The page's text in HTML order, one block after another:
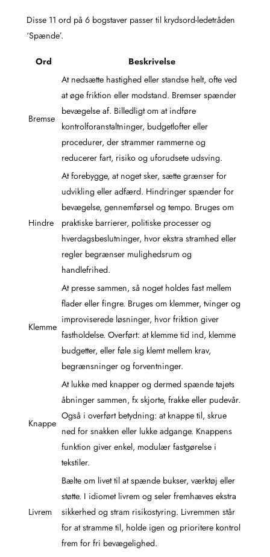
Disse 11 ord på 6 bogstaver passer til krydsord-ledetråden
‘Spænde’.
Ord Beskrivelse
Bremse
At nedsætte hastighed eller standse helt, ofte ved
at øge friktion eller modstand. Bremser spænder
bevægelse af. Billedligt om at indføre
kontrolforanstaltninger, budgetlofter eller
procedurer, der strammer rammerne og
reducerer fart, risiko og uforudsete udsving.
Hindre
At forebygge, at noget sker, sætte grænser for
udvikling eller adfærd. Hindringer spænder for
bevægelse, gennemførsel og tempo. Bruges om
praktiske barrierer, politiske processer og
hverdagsbeslutninger, hvor ekstra stramhed eller
regler begrænser mulighedsrum og
handlefrihed.
Klemme
At presse sammen, så noget holdes fast mellem
flader eller fingre. Bruges om klemmer, tvinger og
improviserede løsninger, hvor friktion giver
fastholdelse. Overført: at klemme tid ind, klemme
budgetter, eller føle sig klemt mellem krav,
begrænsninger og forventninger.
Knappe
At lukke med knapper og dermed spænde tøjets
åbninger sammen, fx skjorte, frakke eller pudevår.
Også i overført betydning: at knappe til, skrue
ned for snakken eller lukke adgange. Knappens
funktion giver enkel, modulær fastgørelse i
tekstiler.
Livrem
Bælte om livet til at spænde bukser, værktøj eller
støtte. I idiomet livrem og seler fremhæves ekstra
sikkerhed og stram risikostyring. Livremmen står
for at stramme til, holde igen og prioritere kontrol
frem for fri bevægelighed.